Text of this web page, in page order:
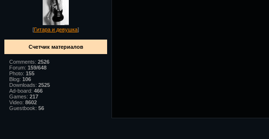
[Гитара и девушка]
Счетчик материалов
Comments: 2526
Forum: 159/648
Photo: 155
Blog: 106
Downloads: 2525
Ad-board: 466
Games: 217
Video: 8602
Guestbook: 56